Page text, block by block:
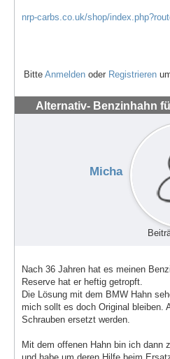
nrp-carbs.co.uk/shop/
Bitte Anmelden oder Registrieren
Alternativ- Benzinhahn
Micha
Nach 36 Jahren hat es meinen
Reserve hat er heftig getropft.
Die Lösung mit dem BMW Hahn
mich sollt es doch Original bleiben.
Schrauben ersetzt werden.
Mit dem offenen Hahn bin ich dann